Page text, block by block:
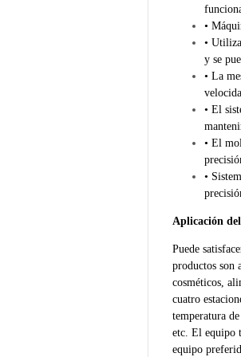
•
•
y se
• La
• El
• El
•
Aplicación
Puede
productos son
cosméticos,
cuatro
temperatura
etc. El equipo
equipo